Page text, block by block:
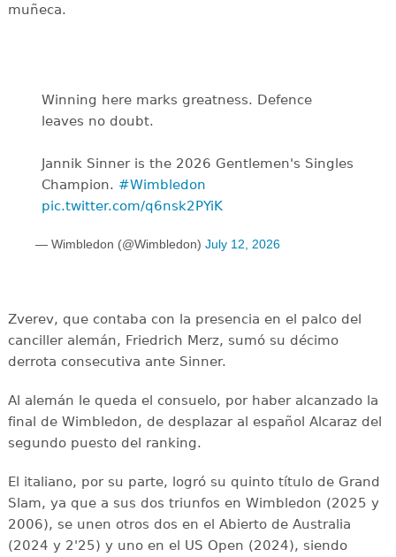
muñeca.
Winning here marks greatness. Defence
leaves no doubt.
Jannik Sinner is the 2026 Gentlemen's Singles
Champion. #Wimbledon
pic.twitter.com/q6nsk2PYiK
— Wimbledon (@Wimbledon) July 12, 2026
Zverev, que contaba con la presencia en el palco del
canciller alemán, Friedrich Merz, sumó su décimo
derrota consecutiva ante Sinner.
Al alemán le queda el consuelo, por haber alcanzado la
final de Wimbledon, de desplazar al español Alcaraz del
segundo puesto del ranking.
El italiano, por su parte, logró su quinto título de Grand
Slam, ya que a sus dos triunfos en Wimbledon (2025 y
2006), se unen otros dos en el Abierto de Australia
(2024 y 2'25) y uno en el US Open (2024), siendo